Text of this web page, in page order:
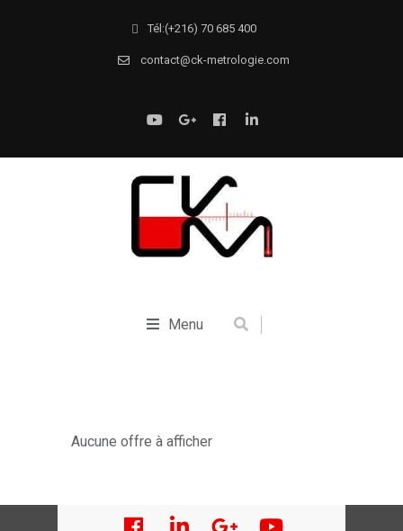
Tél:(+216) 70 685 400
contact@ck-metrologie.com
Menu
Aucune offre à afficher